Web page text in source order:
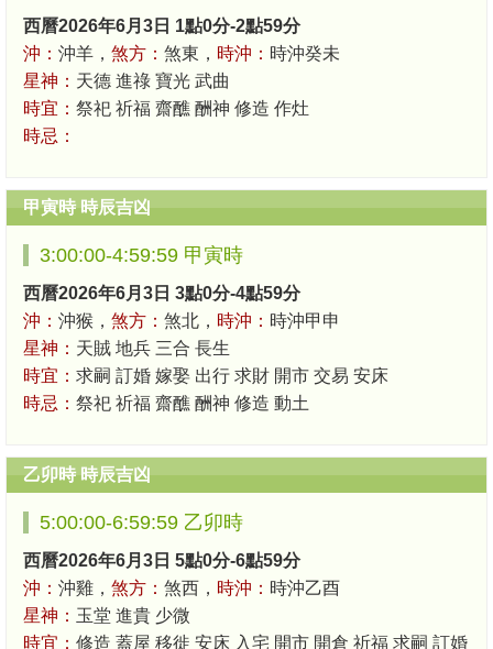
西曆2026年6月3日 1點0分-2點59分
沖： 沖羊， 煞方： 煞東， 時沖： 時沖癸未
星神： 天德 進祿 寶光 武曲
時宜： 祭祀 祈福 齋醮 酬神 修造 作灶
時忌：
甲寅時 時辰吉凶
3:00:00-4:59:59 甲寅時
西曆2026年6月3日 3點0分-4點59分
沖： 沖猴， 煞方： 煞北， 時沖： 時沖甲申
星神： 天賊 地兵 三合 長生
時宜： 求嗣 訂婚 嫁娶 出行 求財 開市 交易 安床
時忌： 祭祀 祈福 齋醮 酬神 修造 動土
乙卯時 時辰吉凶
5:00:00-6:59:59 乙卯時
西曆2026年6月3日 5點0分-6點59分
沖： 沖雞， 煞方： 煞西， 時沖： 時沖乙酉
星神： 玉堂 進貴 少微
時宜： 修造 蓋屋 移徙 安床 入宅 開市 開倉 祈福 求嗣 訂婚